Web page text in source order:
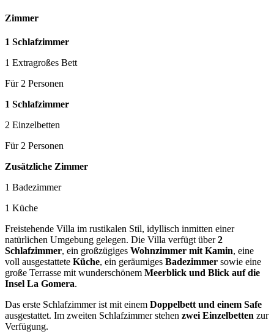
Zimmer
1 Schlafzimmer
1 Extragroßes Bett
Für 2 Personen
1 Schlafzimmer
2 Einzelbetten
Für 2 Personen
Zusätzliche Zimmer
1 Badezimmer
1 Küche
Freistehende Villa im rustikalen Stil, idyllisch inmitten einer
natürlichen Umgebung gelegen. Die Villa verfügt über2
Schlafzimmer, ein großzügiges Wohnzimmer mit Kamin, eine
voll ausgestattete Küche, ein geräumiges Badezimmer sowie eine
große Terrasse mit wunderschönem Meerblick und Blick auf die
Insel La Gomera.
Das erste Schlafzimmer ist mit einem Doppelbett und einem Safe
ausgestattet. Im zweiten Schlafzimmer stehen zwei Einzelbetten zur
Verfügung.